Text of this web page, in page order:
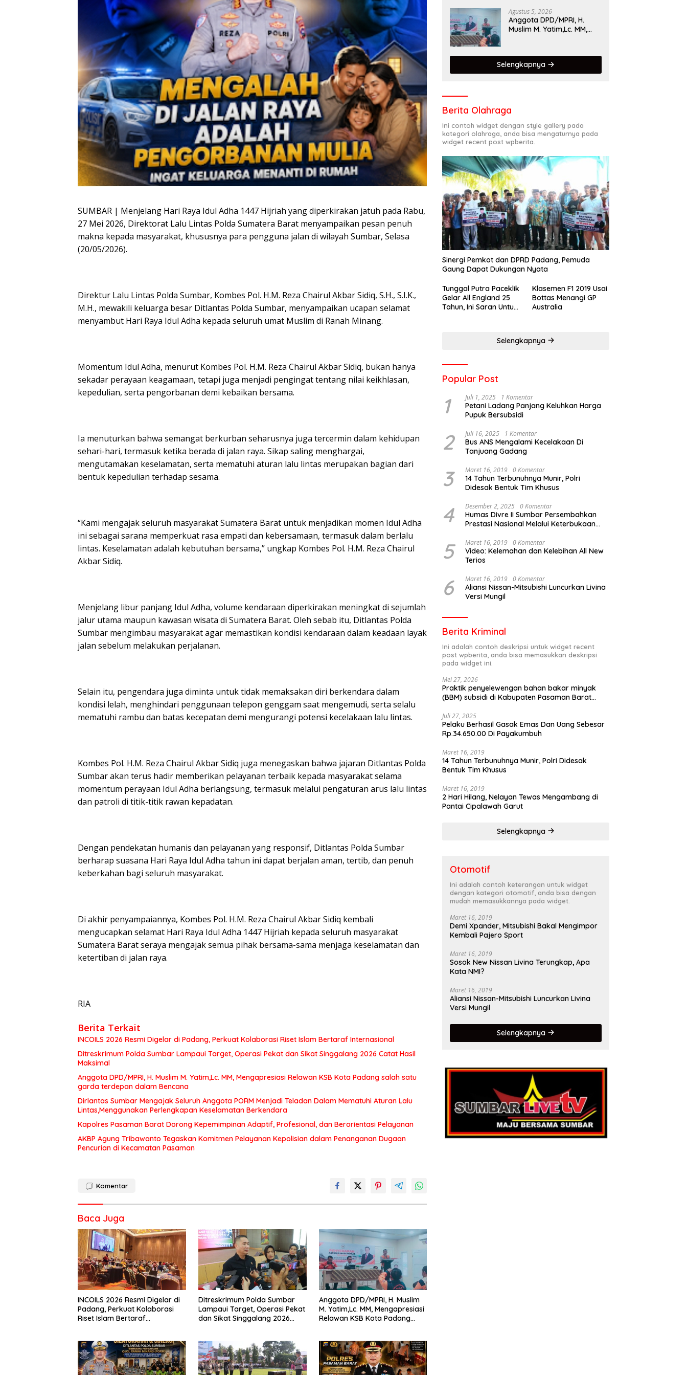
SUMBAR | Menjelang Hari Raya Idul Adha 1447 Hijriah yang diperkirakan jatuh pada Rabu,
27 Mei 2026, Direktorat Lalu Lintas Polda Sumatera Barat menyampaikan pesan penuh
makna kepada masyarakat, khususnya para pengguna jalan di wilayah Sumbar, Selasa
(20/05/2026).
Direktur Lalu Lintas Polda Sumbar, Kombes Pol. H.M. Reza Chairul Akbar Sidiq, S.H., S.I.K.,
M.H., mewakili keluarga besar Ditlantas Polda Sumbar, menyampaikan ucapan selamat
menyambut Hari Raya Idul Adha kepada seluruh umat Muslim di Ranah Minang.
Momentum Idul Adha, menurut Kombes Pol. H.M. Reza Chairul Akbar Sidiq, bukan hanya
sekadar perayaan keagamaan, tetapi juga menjadi pengingat tentang nilai keikhlasan,
kepedulian, serta pengorbanan demi kebaikan bersama.
Ia menuturkan bahwa semangat berkurban seharusnya juga tercermin dalam kehidupan
sehari-hari, termasuk ketika berada di jalan raya. Sikap saling menghargai,
mengutamakan keselamatan, serta mematuhi aturan lalu lintas merupakan bagian dari
bentuk kepedulian terhadap sesama.
“Kami mengajak seluruh masyarakat Sumatera Barat untuk menjadikan momen Idul Adha
ini sebagai sarana memperkuat rasa empati dan kebersamaan, termasuk dalam berlalu
lintas. Keselamatan adalah kebutuhan bersama,” ungkap Kombes Pol. H.M. Reza Chairul
Akbar Sidiq.
Menjelang libur panjang Idul Adha, volume kendaraan diperkirakan meningkat di sejumlah
jalur utama maupun kawasan wisata di Sumatera Barat. Oleh sebab itu, Ditlantas Polda
Sumbar mengimbau masyarakat agar memastikan kondisi kendaraan dalam keadaan layak
jalan sebelum melakukan perjalanan.
Selain itu, pengendara juga diminta untuk tidak memaksakan diri berkendara dalam
kondisi lelah, menghindari penggunaan telepon genggam saat mengemudi, serta selalu
mematuhi rambu dan batas kecepatan demi mengurangi potensi kecelakaan lalu lintas.
Kombes Pol. H.M. Reza Chairul Akbar Sidiq juga menegaskan bahwa jajaran Ditlantas Polda
Sumbar akan terus hadir memberikan pelayanan terbaik kepada masyarakat selama
momentum perayaan Idul Adha berlangsung, termasuk melalui pengaturan arus lalu lintas
dan patroli di titik-titik rawan kepadatan.
Dengan pendekatan humanis dan pelayanan yang responsif, Ditlantas Polda Sumbar
berharap suasana Hari Raya Idul Adha tahun ini dapat berjalan aman, tertib, dan penuh
keberkahan bagi seluruh masyarakat.
Di akhir penyampaiannya, Kombes Pol. H.M. Reza Chairul Akbar Sidiq kembali
mengucapkan selamat Hari Raya Idul Adha 1447 Hijriah kepada seluruh masyarakat
Sumatera Barat seraya mengajak semua pihak bersama-sama menjaga keselamatan dan
ketertiban di jalan raya.
RIA
Berita Terkait
INCOILS 2026 Resmi Digelar di Padang, Perkuat Kolaborasi Riset Islam Bertaraf Internasional
Ditreskrimum Polda Sumbar Lampaui Target, Operasi Pekat dan Sikat Singgalang 2026 Catat Hasil
Maksimal
Anggota DPD/MPRI, H. Muslim M. Yatim,Lc. MM, Mengapresiasi Relawan KSB Kota Padang salah satu
garda terdepan dalam Bencana
Dirlantas Sumbar Mengajak Seluruh Anggota PORM Menjadi Teladan Dalam Mematuhi Aturan Lalu
Lintas,Menggunakan Perlengkapan Keselamatan Berkendara
Kapolres Pasaman Barat Dorong Kepemimpinan Adaptif, Profesional, dan Berorientasi Pelayanan
AKBP Agung Tribawanto Tegaskan Komitmen Pelayanan Kepolisian dalam Penanganan Dugaan
Pencurian di Kecamatan Pasaman
Komentar
Baca Juga
INCOILS 2026 Resmi Digelar di
Padang, Perkuat Kolaborasi
Riset Islam Bertaraf
Ditreskrimum Polda Sumbar
Lampaui Target, Operasi Pekat
dan Sikat Singgalang 2026
Anggota DPD/MPRI, H. Muslim
M. Yatim,Lc. MM, Mengapresiasi
Relawan KSB Kota Padang
Hasil Maksimal
Agustus 5, 2026
Anggota DPD/MPRI, H.
Muslim M. Yatim,Lc. MM,
satu garda terdepan
dalam Bencana
Selengkapnya
Berita Olahraga
Ini contoh widget dengan style gallery pada
kategori olahraga, anda bisa mengaturnya pada
widget recent post wpberita.
Sinergi Pemkot dan DPRD Padang, Pemuda
Gaung Dapat Dukungan Nyata
Tunggal Putra Paceklik
Gelar All England 25
Tahun, Ini Saran Untuk
Klasemen F1 2019 Usai
Bottas Menangi GP
Australia
Selengkapnya
Popular Post
1 Juli 1, 2025 1 Komentar
Petani Ladang Panjang Keluhkan Harga
Pupuk Bersubsidi
2 Juli 16, 2025 1 Komentar
Bus ANS Mengalami Kecelakaan Di
Tanjuang Gadang
3 Maret 16, 2019 0 Komentar
14 Tahun Terbunuhnya Munir, Polri
Didesak Bentuk Tim Khusus
4 Desember 2, 2025 0 Komentar
Humas Divre II Sumbar Persembahkan
Prestasi Nasional Melalui Keterbukaan
5 Maret 16, 2019 0 Komentar
Video: Kelemahan dan Kelebihan All New
Terios
6 Maret 16, 2019 0 Komentar
Aliansi Nissan-Mitsubishi Luncurkan Livina
Versi Mungil
Berita Kriminal
Ini adalah contoh deskripsi untuk widget recent
post wpberita, anda bisa memasukkan deskripsi
pada widget ini.
Mei 27, 2026
Praktik penyelewengan bahan bakar minyak
(BBM) subsidi di Kabupaten Pasaman Barat
Juli 27, 2025
Pelaku Berhasil Gasak Emas Dan Uang Sebesar
Rp.34.650.00 Di Payakumbuh
Maret 16, 2019
14 Tahun Terbunuhnya Munir, Polri Didesak
Bentuk Tim Khusus
Maret 16, 2019
2 Hari Hilang, Nelayan Tewas Mengambang di
Pantai Cipalawah Garut
Selengkapnya
Otomotif
Ini adalah contoh keterangan untuk widget
dengan kategori otomotif, anda bisa dengan
mudah memasukkannya pada widget.
Maret 16, 2019
Demi Xpander, Mitsubishi Bakal Mengimpor
Kembali Pajero Sport
Maret 16, 2019
Sosok New Nissan Livina Terungkap, Apa
Kata NMI?
Maret 16, 2019
Aliansi Nissan-Mitsubishi Luncurkan Livina
Versi Mungil
Selengkapnya